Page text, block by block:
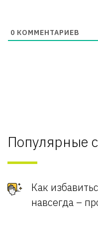
0 КОММЕНТАРИЕВ
Популярные
Как
навсегда –